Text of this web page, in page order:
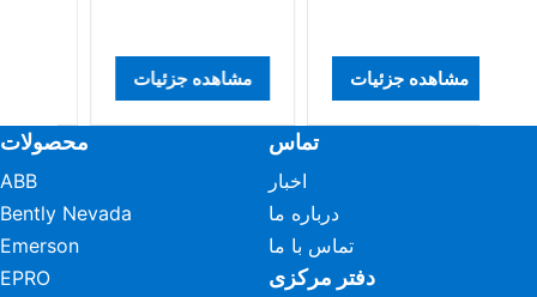
مشاهده جزئیات مشاهده جزئیات
محصولات
ABB
Bently Nevada
Emerson
EPRO
تماس
اخبار
درباره ما
تماس با ما
دفتر مرکزی